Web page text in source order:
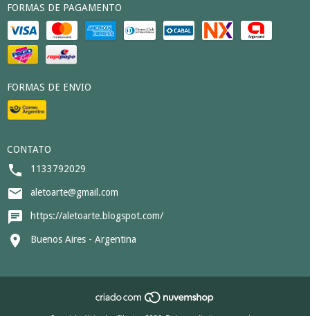
FORMAS DE PAGAMENTO
FORMAS DE ENVIO
CONTATO
1133792029
aletoarte@gmail.com
https://aletoarte.blogspot.com/
Buenos Aires - Argentina